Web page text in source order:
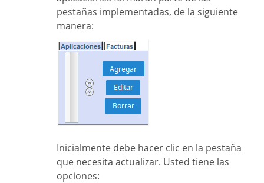
pestañas implementadas, de la siguiente
manera:
Inicialmente debe hacer clic en la pestaña
que necesita actualizar. Usted tiene las
opciones: